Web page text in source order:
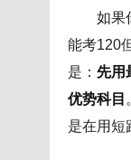
如果
能考120
是： 先用
优势科目
是在用短